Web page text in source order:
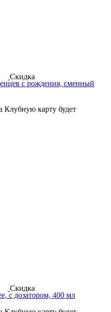
Скидка
с рождения, сменный
Клубную карту будет
Скидка
с дозатором, 400 мл